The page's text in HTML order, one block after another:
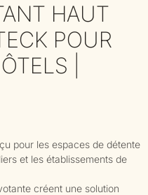
HAUT
POUR
|
pour les espaces de détente
et les établissements de
créent une solution